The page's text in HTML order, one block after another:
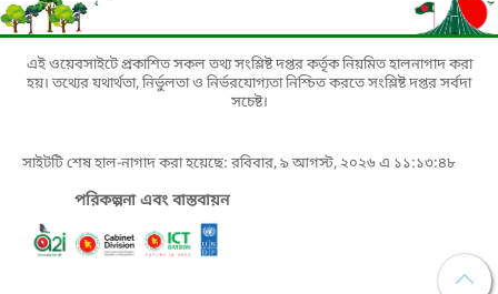
এই ওয়েবসাইটে প্রকাশিত সকল তথ্য সংশ্লিষ্ট দপ্তর কর্তৃক নিয়মিত হালনাগাদ করা
হয়। তথ্যের যথার্থতা, নির্ভুলতা ও নির্ভরযোগ্যতা নিশ্চিত করতে সংশ্লিষ্ট দপ্তর সর্বদা
সচেষ্ট।
সাইটটি শেষ হাল-নাগাদ করা হয়েছে: রবিবার, ৯ আগস্ট, ২০২৬ এ ১১:১৩:৪৮
পরিকল্পনা এবং বাস্তবায়ন